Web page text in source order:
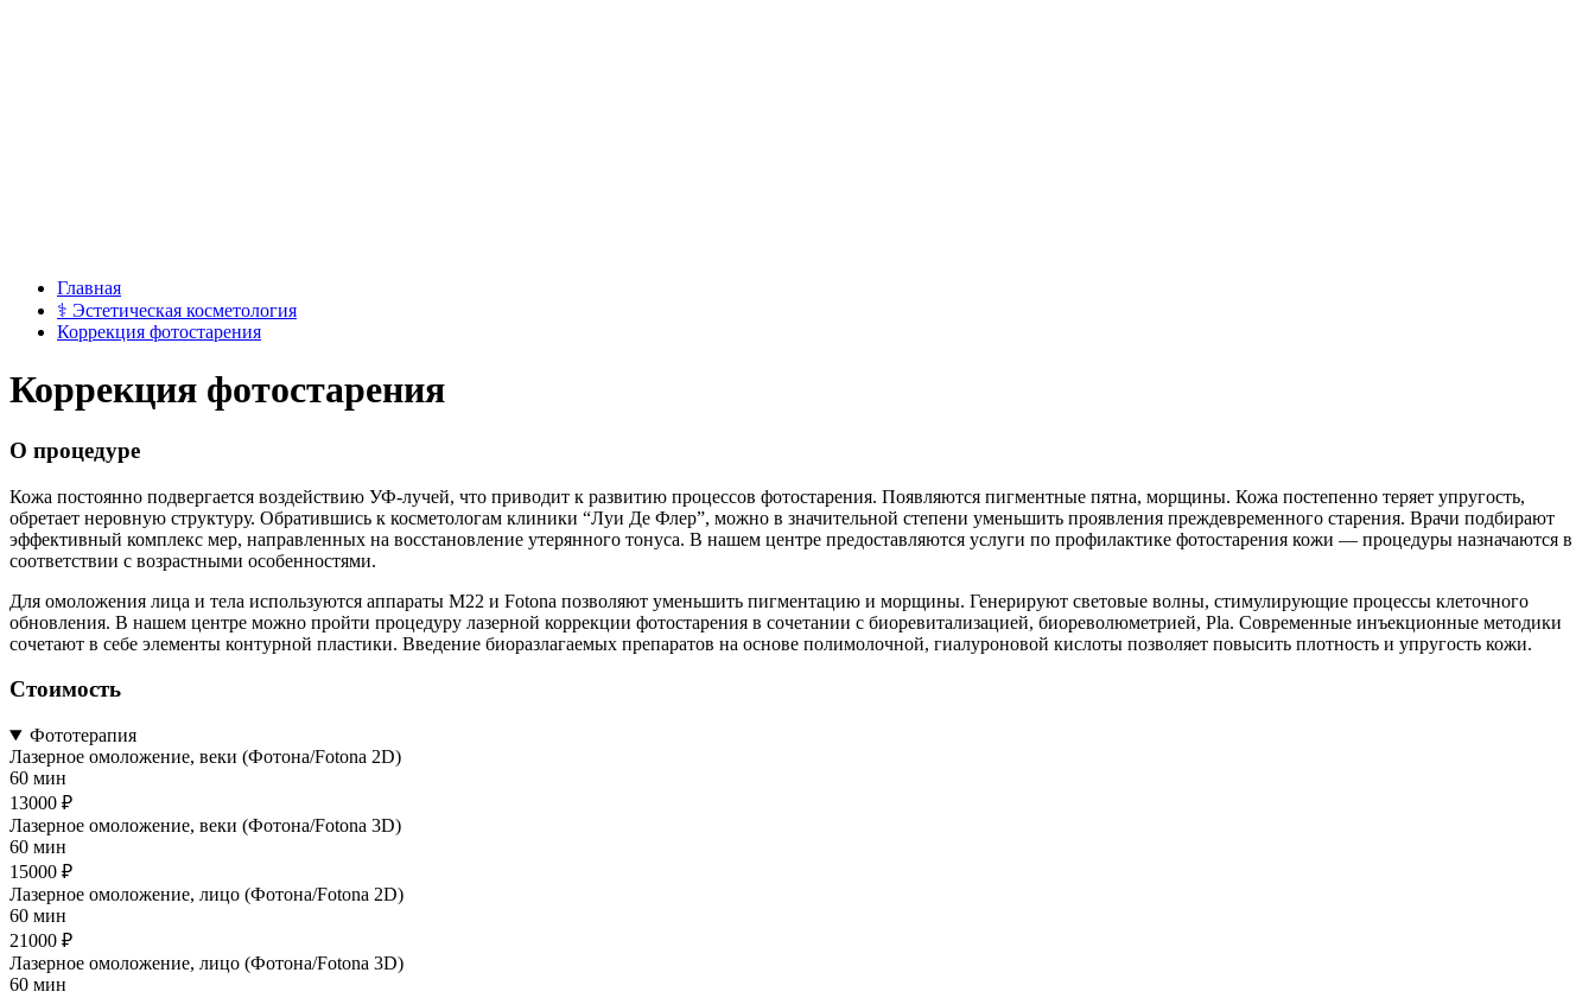
Главная
⚕ Эстетическая косметология
Коррекция фотостарения
Коррекция фотостарения
О процедуре
Кожа постоянно подвергается воздействию УФ-лучей, что приводит к развитию процессов фотостарения. Появляются пигментные пятна, морщины. Кожа постепенно теряет упругость,
обретает неровную структуру. Обратившись к косметологам клиники “Луи Де Флер”, можно в значительной степени уменьшить проявления преждевременного старения. Врачи подбирают
эффективный комплекс мер, направленных на восстановление утерянного тонуса. В нашем центре предоставляются услуги по профилактике фотостарения кожи — процедуры назначаются в
соответствии с возрастными особенностями.
Для омоложения лица и тела используются аппараты М22 и Fotona позволяют уменьшить пигментацию и морщины. Генерируют световые волны, стимулирующие процессы клеточного
обновления. В нашем центре можно пройти процедуру лазерной коррекции фотостарения в сочетании с биоревитализацией, биореволюметрией, Pla. Современные инъекционные методики
сочетают в себе элементы контурной пластики. Введение биоразлагаемых препаратов на основе полимолочной, гиалуроновой кислоты позволяет повысить плотность и упругость кожи.
Стоимость
Фототерапия
Лазерное омоложение, веки (Фотона/Fotona 2D)
60 мин
13000 ₽
Лазерное омоложение, веки (Фотона/Fotona 3D)
60 мин
15000 ₽
Лазерное омоложение, лицо (Фотона/Fotona 2D)
60 мин
21000 ₽
Лазерное омоложение, лицо (Фотона/Fotona 3D)
60 мин